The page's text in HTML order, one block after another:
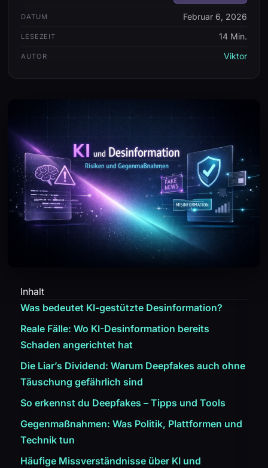
DATUM Februar 6, 2026
LESEZEIT 14 Min.
AUTOR Viktor
Inhalt
Was bedeutet KI-gestützte Desinformation?
Reale Fälle: Wo KI-Desinformation bereits
Schaden angerichtet hat
Die Liar’s Dividend: Warum Deepfakes auch ohne
Täuschung gefährlich sind
So erkennst du Deepfakes – Tipps und Tools
Gegenmaßnahmen: Was Politik, Plattformen und
Technik tun
Häufige Missverständnisse über KI und